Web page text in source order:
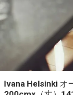
Ivana Helsinki オ